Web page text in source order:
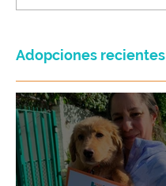
Adopciones recientes